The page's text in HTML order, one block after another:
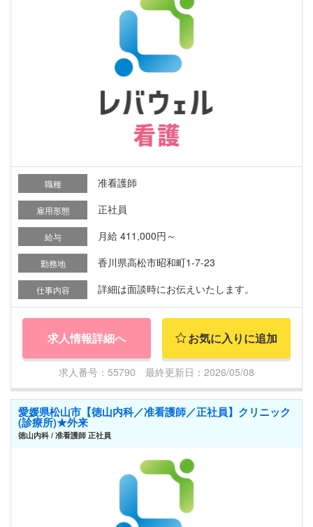
職種 准看護師
雇用形態 正社員
給与 月給 411,000円～
勤務地 香川県高松市昭和町1-7-23
仕事内容 詳細は面談時にお伝えいたします。
求人情報詳細へ お気に入りに追加
求人番号：55790 最終更新日：2026/05/08
愛媛県松山市【徳山内科／准看護師／正社員】クリニック
(診療所)★外来
徳山内科 / 准看護師 正社員